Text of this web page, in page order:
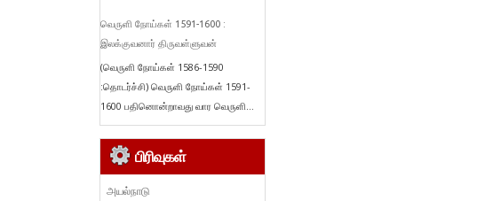
வெருளி நோய்கள் 1591-1600 :
இலக்குவனார் திருவள்ளுவன்
(வெருளி நோய்கள் 1586-1590
:தொடர்ச்சி) வெருளி நோய்கள் 1591-
1600 பதினொன்றாவது வார வெருளி...
பிரிவுகள்
அயல்நாடு